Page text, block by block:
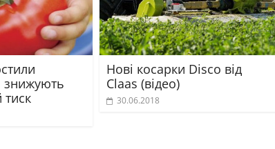
знижують
тиск
Нові косарки Disco від
Claas (відео)
30.06.2018